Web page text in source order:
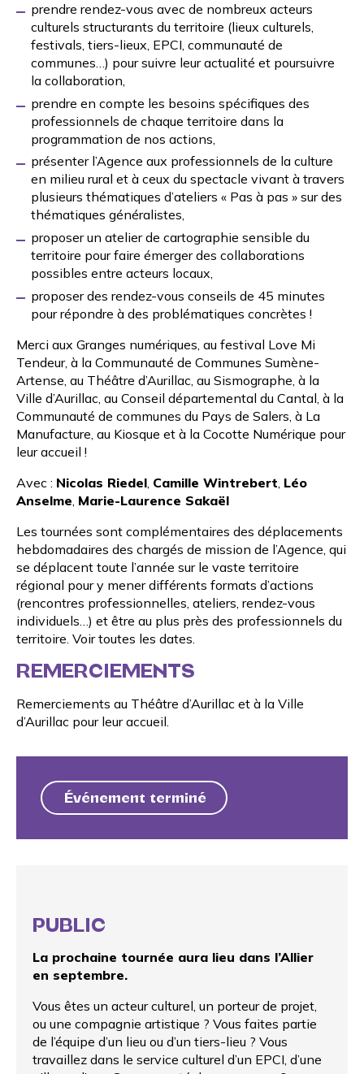
prendre rendez-vous avec de nombreux acteurs
culturels structurants du territoire (lieux culturels,
festivals, tiers-lieux, EPCI, communauté de
communes…) pour suivre leur actualité et poursuivre
la collaboration,
prendre en compte les besoins spécifiques des
professionnels de chaque territoire dans la
programmation de nos actions,
présenter l’Agence aux professionnels de la culture
en milieu rural et à ceux du spectacle vivant à travers
plusieurs thématiques d’ateliers « Pas à pas » sur des
thématiques généralistes,
proposer un atelier de cartographie sensible du
territoire pour faire émerger des collaborations
possibles entre acteurs locaux,
proposer des rendez-vous conseils de 45 minutes
pour répondre à des problématiques concrètes !
Merci aux Granges numériques , au festival Love Mi
Tendeur, à la Communauté de Communes Sumène-
Artense , au Théâtre d’Aurillac , au Sismographe , à la
Ville d’Aurillac , au Conseil départemental du Cantal , à la
Communauté de communes du Pays de Salers , à La
Manufacture , au Kiosque et à la Cocotte Numérique pour
leur accueil !
Avec : Nicolas Riedel Camille Wintrebert Léo
Anselme Marie-Laurence Sakaël
Les tournées sont complémentaires des déplacements
hebdomadaires des chargés de mission de l’Agence, qui
se déplacent toute l’année sur le vaste territoire
régional pour y mener différents formats d’actions
(rencontres professionnelles, ateliers, rendez-vous
individuels…) et être au plus près des professionnels du
territoire. Voir toutes les dates
REMERCIEMENTS
Remerciements au Théâtre d’Aurillac et à la Ville
d’Aurillac pour leur accueil.
Événement terminé
PUBLIC
La prochaine tournée aura lieu dans l’Allier
en septembre.
Vous êtes un acteur culturel, un porteur de projet,
ou une compagnie artistique ? Vous faites partie
de l’équipe d’un lieu ou d’un tiers-lieu ? Vous
travaillez dans le service culturel d’un EPCI, d’une